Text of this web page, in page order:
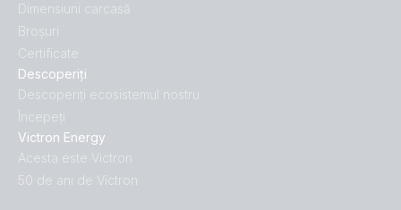
Descoperiți
Descoperiți ecosistemul nostru
Începeți
Victron Energy
Acesta este Victron
50 de ani de Victron
Dimensiuni carcasă
Broșuri
Certificate